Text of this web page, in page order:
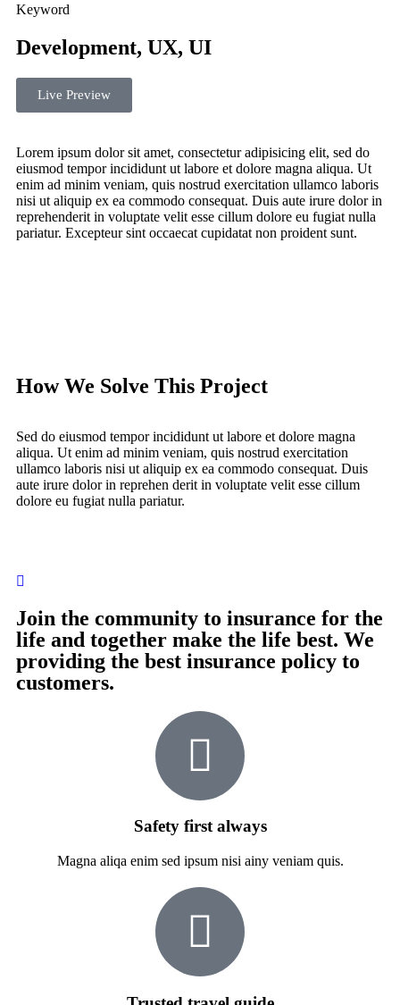
Keyword
Development, UX, UI
Live Preview
Lorem ipsum dolor sit amet, consectetur adipisicing elit, sed do
eiusmod tempor incididunt ut labore et dolore magna aliqua. Ut
enim ad minim veniam, quis nostrud exercitation ullamco laboris
nisi ut aliquip ex ea commodo consequat. Duis aute irure dolor in
reprehenderit in voluptate velit esse cillum dolore eu fugiat nulla
pariatur. Excepteur sint occaecat cupidatat non proident sunt.
How We Solve This Project
Sed do eiusmod tempor incididunt ut labore et dolore magna
aliqua. Ut enim ad minim veniam, quis nostrud exercitation
ullamco laboris nisi ut aliquip ex ea commodo consequat. Duis
aute irure dolor in reprehen derit in voluptate velit esse cillum
dolore eu fugiat nulla pariatur.
Join the community to insurance for the
life and together make the life best. We
providing the best insurance policy to
customers.
Safety first always
Magna aliqa enim sed ipsum nisi ainy veniam quis.